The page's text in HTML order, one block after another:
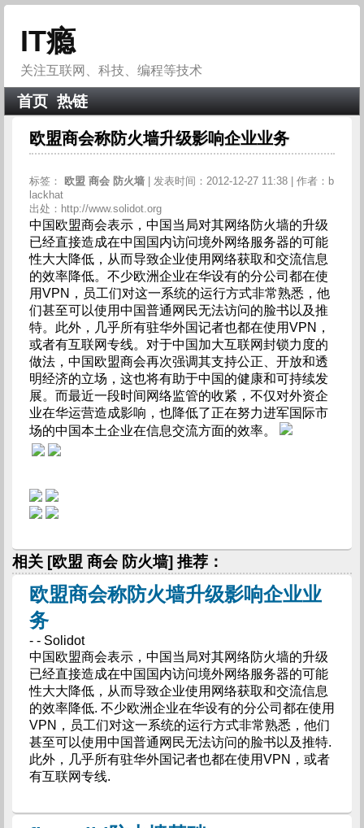
IT瘾
关注互联网、科技、编程等技术
首页 热链
欧盟商会称防火墙升级影响企业业务
标签： 欧盟 商会 防火墙
| 发表时间：2012-12-27 11:38 | 作者：b
lackhat
出处：http://www.solidot.org
中国欧盟商会表示，中国当局对其网络防火墙的升级
已经直接造成在中国国内访问境外网络服务器的可能
性大大降低，从而导致企业使用网络获取和交流信息
的效率降低。不少欧洲企业在华设有的分公司都在使
用VPN，员工们对这一系统的运行方式非常熟悉，他
们甚至可以使用中国普通网民无法访问的脸书以及推
特。此外，几乎所有驻华外国记者也都在使用VPN，
或者有互联网专线。对于中国加大互联网封锁力度的
做法，中国欧盟商会再次强调其支持公正、开放和透
明经济的立场，这也将有助于中国的健康和可持续发
展。而最近一段时间网络监管的收紧，不仅对外资企
业在华运营造成影响，也降低了正在努力进军国际市
场的中国本土企业在信息交流方面的效率。
相关 [欧盟 商会 防火墙] 推荐：
欧盟商会称防火墙升级影响企业业
务
- - Solidot
中国欧盟商会表示，中国当局对其网络防火墙的升级
已经直接造成在中国国内访问境外网络服务器的可能
性大大降低，从而导致企业使用网络获取和交流信息
的效率降低. 不少欧洲企业在华设有的分公司都在使用
VPN，员工们对这一系统的运行方式非常熟悉，他们
甚至可以使用中国普通网民无法访问的脸书以及推特.
此外，几乎所有驻华外国记者也都在使用VPN，或者
有互联网专线.